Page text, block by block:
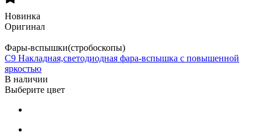
Новинка
Оригинал
Фары-вспышки(стробоскопы)
C9 Накладная,светодиодная фара-вспышка с повышенной
яркостью
В наличии
Выберите цвет